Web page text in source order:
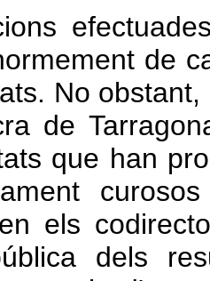
de
No
de
que han
els
dels